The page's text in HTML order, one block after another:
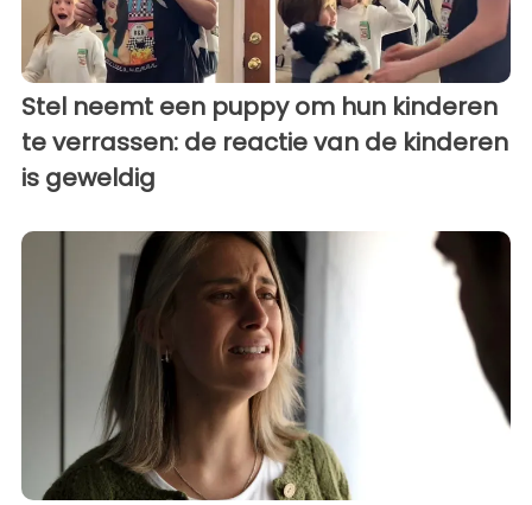
Stel neemt een puppy om hun kinderen
te verrassen: de reactie van de kinderen
is geweldig